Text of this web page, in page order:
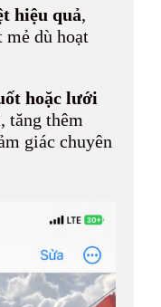
hiệu quả,
mẻ dù hoạt
hoặc lưới
, tăng thêm
giác chuyên